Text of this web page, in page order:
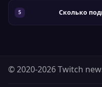
Сколько
© 2020-2026 Twitch